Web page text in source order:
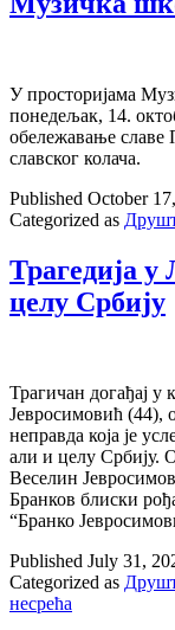
У просторијама
понедељак, 14.
обележавање
славског колача.
Published October
Categorized as
Трагедија у
целу Србију
Трагичан догађај у
Јевросимовић (44),
неправда која је
али и целу Србију.
Веселин
Бранков блиски
“Бранко
Published July 31,
Categorized as
несрећа